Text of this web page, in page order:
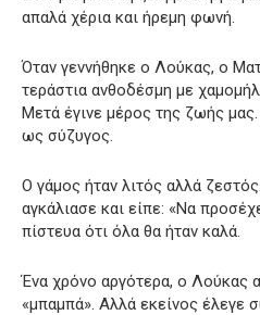
απαλά χέρια και ήρεμη φωνή.
Όταν γεννήθηκε ο Λούκας, ο
τεράστια ανθοδέσμη με
Μετά έγινε μέρος της ζωής
ως σύζυγος.
Ο γάμος ήταν λιτός αλλά
αγκάλιασε και είπε: «Να
πίστευα ότι όλα θα ήταν καλά.
Ένα χρόνο αργότερα, ο Λούκας
«μπαμπά». Αλλά εκείνος έλεγε